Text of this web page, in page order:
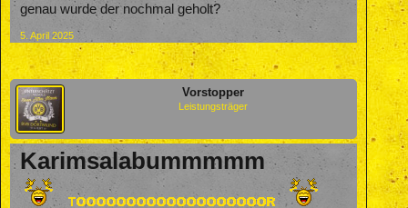
genau wurde der nochmal geholt?
5. April 2025
Vorstopper
Leistungsträger
Karimsalabummmmm